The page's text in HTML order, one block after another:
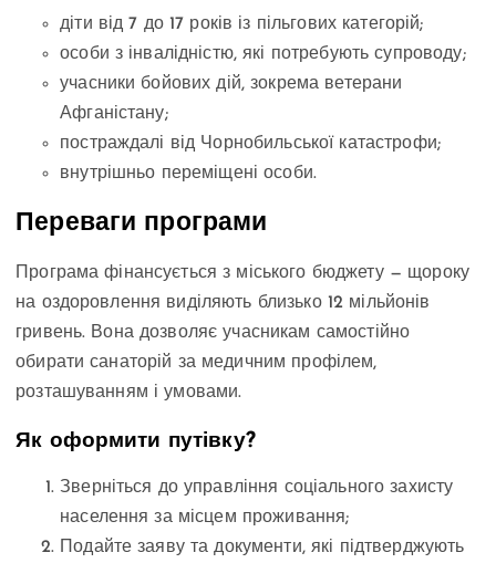
діти від 7 до 17 років із пільгових категорій;
особи з інвалідністю, які потребують супроводу;
учасники бойових дій, зокрема ветерани
Афганістану;
постраждалі від Чорнобильської катастрофи;
внутрішньо переміщені особи.
Переваги програми
Програма фінансується з міського бюджету — щороку
на оздоровлення виділяють близько 12 мільйонів
гривень. Вона дозволяє учасникам самостійно
обирати санаторій за медичним профілем,
розташуванням і умовами.
Як оформити путівку?
Зверніться до управління соціального захисту
населення за місцем проживання;
Подайте заяву та документи, які підтверджують